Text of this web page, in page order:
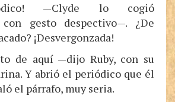
—Clyde lo cogió
con gesto despectivo—. ¿De
¡Desvergonzada!
de aquí —dijo Ruby, con su
Y abrió el periódico que él
el párrafo, muy seria.